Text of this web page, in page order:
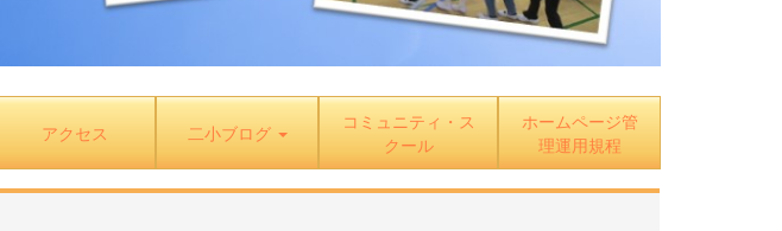
アクセス 二小ブログ
コミュニティ・ス
クール
ホームページ管
理運用規程